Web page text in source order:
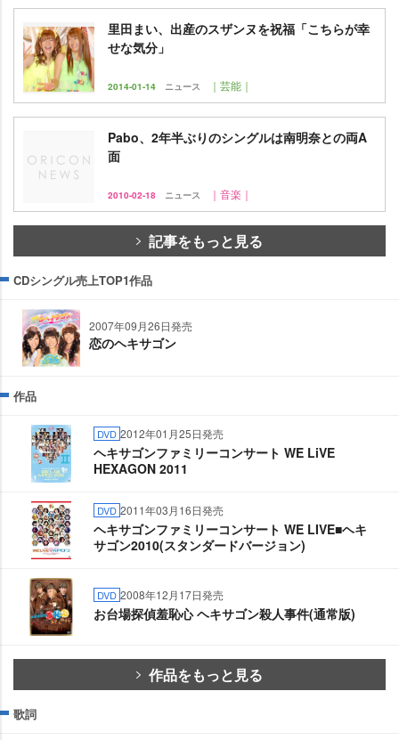
里田まい、出産のスザンヌを祝福「こちらが幸
せな気分」
2014-01-14 ニュース ｜芸能｜
Pabo、2年半ぶりのシングルは南明奈との両A
面
2010-02-18 ニュース ｜音楽｜
記事をもっと見る
CDシングル売上TOP1作品
2007年09月26日発売
恋のヘキサゴン
作品
DVD 2012年01月25日発売
ヘキサゴンファミリーコンサート WE LiVE
HEXAGON 2011
DVD 2011年03月16日発売
ヘキサゴンファミリーコンサート WE LIVE■ヘキ
サゴン2010(スタンダードバージョン)
DVD 2008年12月17日発売
お台場探偵羞恥心 ヘキサゴン殺人事件(通常版)
作品をもっと見る
歌詞